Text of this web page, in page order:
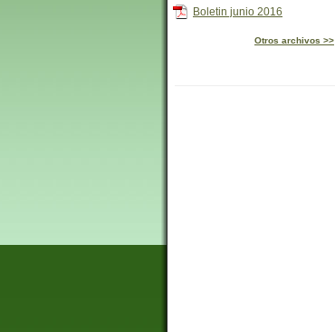
Boletin junio 2016
Otros archivos >>